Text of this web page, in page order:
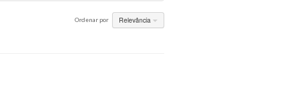
Ordenar por Relevância